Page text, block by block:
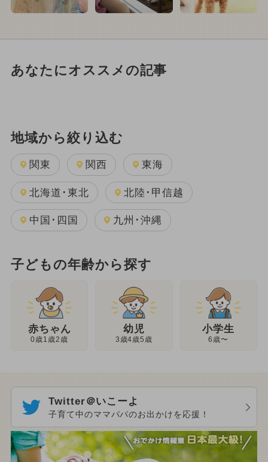
あなたにオススメの記事
地域から絞り込む
関東 関西 東海
北海道･東北 北陸･甲信越
中国･四国 九州･沖縄
子どもの年齢から探す
赤ちゃん
0歳1歳2歳
幼児
3歳4歳5歳
小学生
6歳〜
Twitter＠いこーよ
子育て中のママパパのお出かけを応援！